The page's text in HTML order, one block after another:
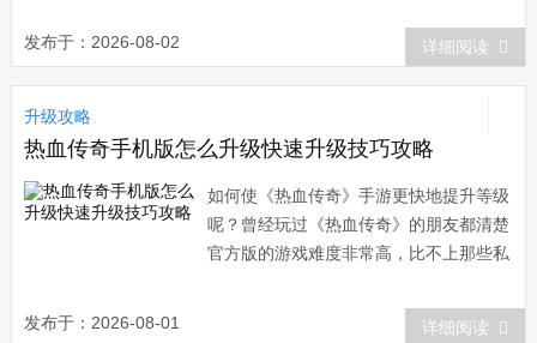
发布于：2026-08-02 详细阅读
升级攻略
热血传奇手机版怎么升级快速升级技巧攻略
如何使《热血传奇》手游更快地提升等级
呢？曾经玩过《热血传奇》的朋友都清楚
官方版的游戏难度非常高，比不上那些私
发布于：2026-08-01 详细阅读